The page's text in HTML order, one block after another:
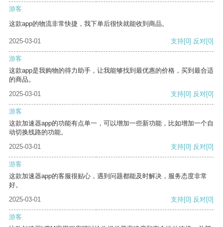
游客
这款app的物流非常快捷，我下单后很快就能收到商品。
2025-03-01 支持[0] 反对[0]
游客
这款app是我购物的得力助手，让我能够找到最优惠的价格，买到最合适
的商品。
2025-03-01
支持[0] 反对[0]
游客
这款加速器app的功能有点单一，可以增加一些新功能，比如增加一个自
动切换线路的功能。
2025-03-01
支持[0] 反对[0]
游客
这款加速器app的客服很贴心，遇到问题都能及时解决，服务态度非常
好。
2025-03-01
支持[0] 反对[0]
游客